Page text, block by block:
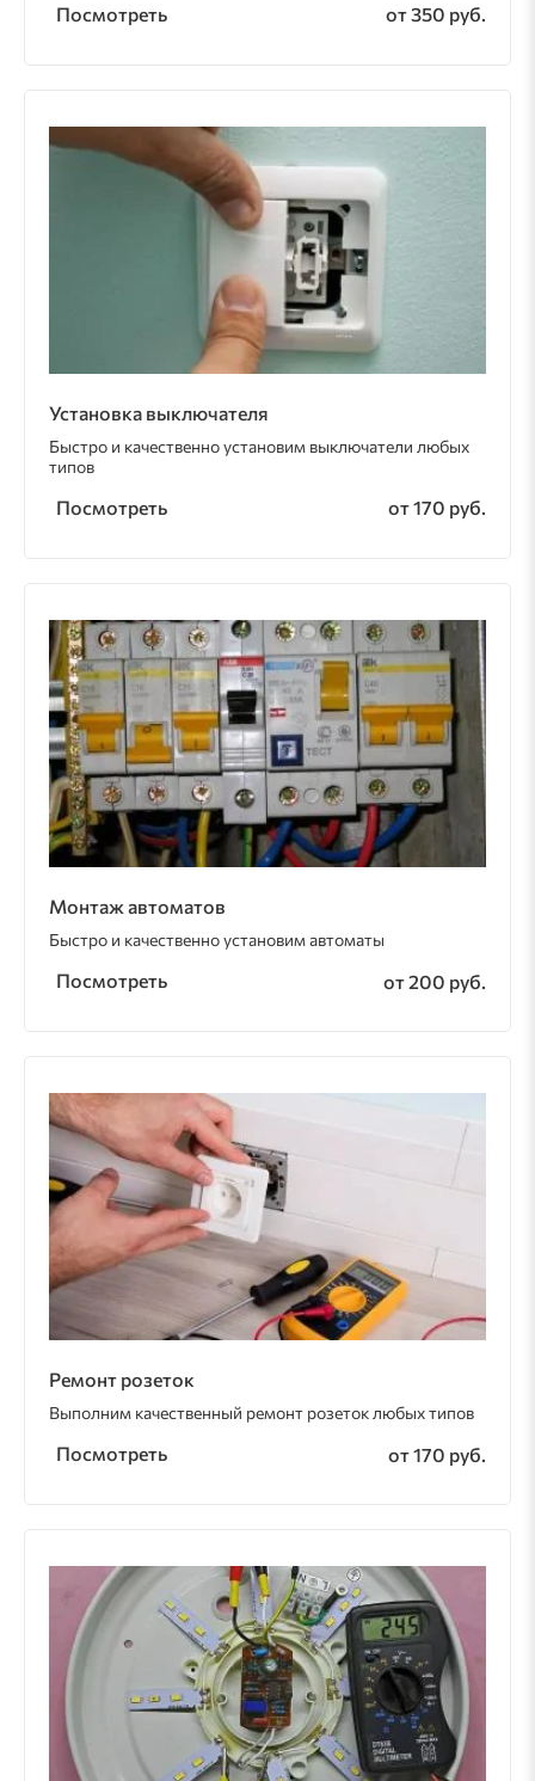
Посмотреть от 350 руб.
Установка выключателя
Быстро и качественно установим выключатели любых
типов
Посмотреть от 170 руб.
Монтаж автоматов
Быстро и качественно установим автоматы
Посмотреть от 200 руб.
Ремонт розеток
Выполним качественный ремонт розеток любых типов
Посмотреть от 170 руб.